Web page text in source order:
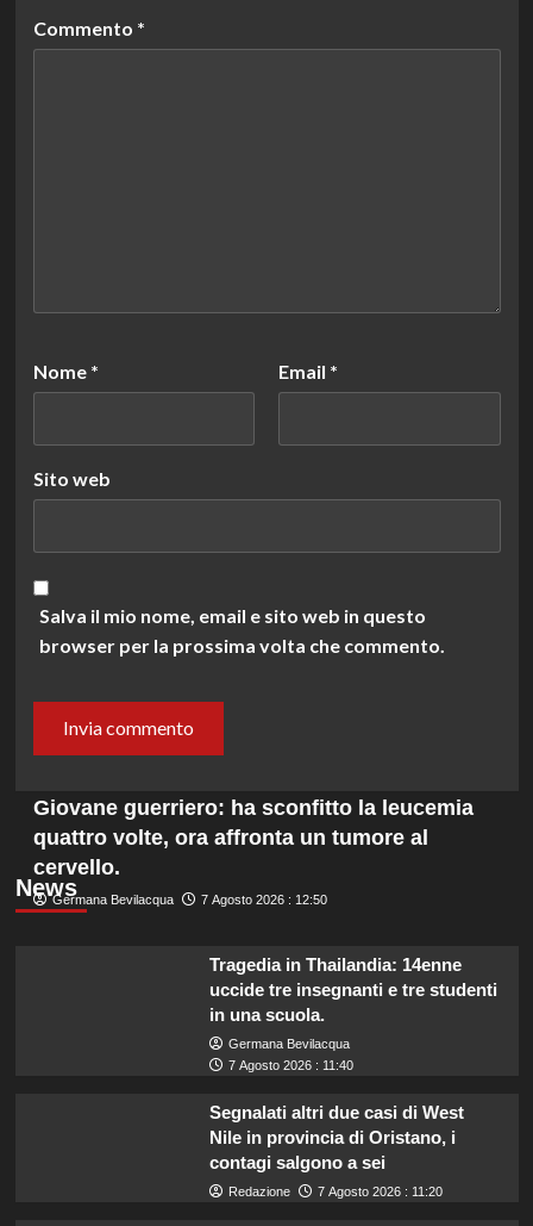
Commento *
Nome * Email *
Sito web
Salva il mio nome, email e sito web in questo
browser per la prossima volta che commento.
News
Giovane guerriero: ha sconfitto la leucemia
quattro volte, ora affronta un tumore al
cervello.
Germana Bevilacqua 7 Agosto 2026 : 12:50
Tragedia in Thailandia: 14enne
uccide tre insegnanti e tre studenti
in una scuola.
Germana Bevilacqua
7 Agosto 2026 : 11:40
Segnalati altri due casi di West
Nile in provincia di Oristano, i
contagi salgono a sei
Redazione 7 Agosto 2026 : 11:20